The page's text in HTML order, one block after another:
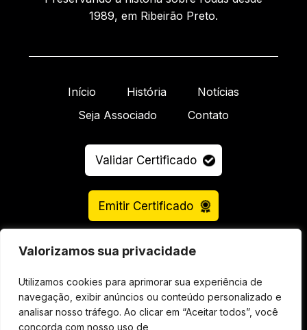
Valorizamos sua privacidade
Utilizamos cookies para aprimorar sua experiência de
navegação, exibir anúncios ou conteúdo personalizado e
analisar nosso tráfego. Ao clicar em “Aceitar todos”, você
concorda com nosso uso de
1989, em Ribeirão Preto.
Início História
Notícias
Seja Associado
Contato
Validar Certificado
Emitir Certificado
© 2026 Faixa Branca Clube Todos os direitos